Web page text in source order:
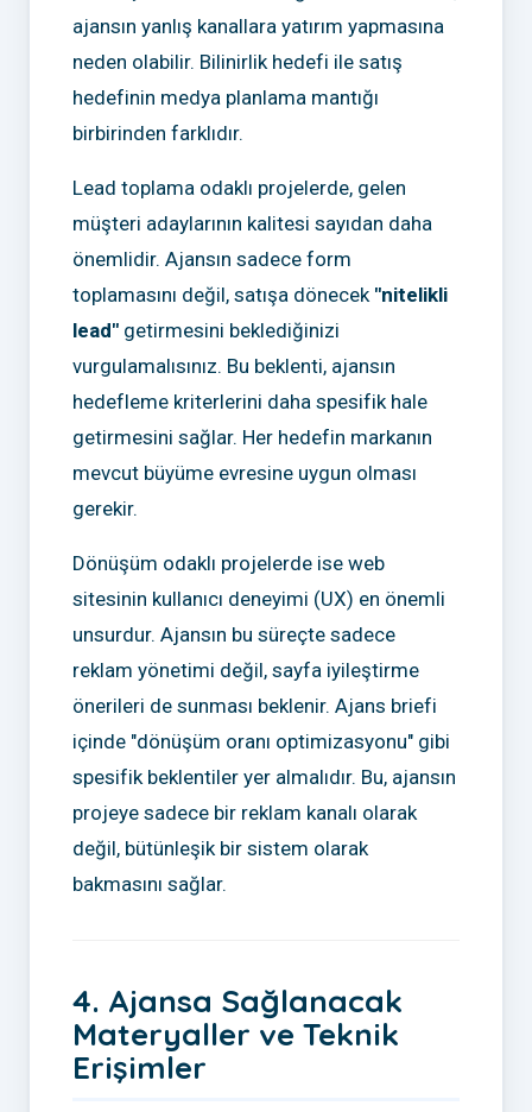
ajansın yanlış kanallara yatırım yapmasına
neden olabilir. Bilinirlik hedefi ile satış
hedefinin medya planlama mantığı
birbirinden farklıdır.
Lead toplama odaklı projelerde, gelen
müşteri adaylarının kalitesi sayıdan daha
önemlidir. Ajansın sadece form
toplamasını değil, satışa dönecek "nitelikli
lead" getirmesini beklediğinizi
vurgulamalısınız. Bu beklenti, ajansın
hedefleme kriterlerini daha spesifik hale
getirmesini sağlar. Her hedefin markanın
mevcut büyüme evresine uygun olması
gerekir.
Dönüşüm odaklı projelerde ise web
sitesinin kullanıcı deneyimi (UX) en önemli
unsurdur. Ajansın bu süreçte sadece
reklam yönetimi değil, sayfa iyileştirme
önerileri de sunması beklenir. Ajans briefi
içinde "dönüşüm oranı optimizasyonu" gibi
spesifik beklentiler yer almalıdır. Bu, ajansın
projeye sadece bir reklam kanalı olarak
değil, bütünleşik bir sistem olarak
bakmasını sağlar.
4. Ajansa Sağlanacak
Materyaller ve Teknik
Erişimler